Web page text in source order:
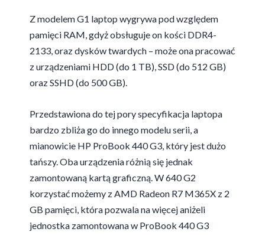
Z modelem G1 laptop wygrywa pod względem
pamięci RAM, gdyż obsługuje on kości DDR4-
2133, oraz dysków twardych – może ona pracować
z urządzeniami HDD (do 1 TB), SSD (do 512 GB)
oraz SSHD (do 500 GB).
Przedstawiona do tej pory specyfikacja laptopa
bardzo zbliża go do innego modelu serii, a
mianowicie HP ProBook 440 G3, który jest dużo
tańszy. Oba urządzenia różnią się jednak
zamontowaną kartą graficzną. W 640 G2
korzystać możemy z AMD Radeon R7 M365X z 2
GB pamięci, która pozwala na więcej aniżeli
jednostka zamontowana w ProBook 440 G3